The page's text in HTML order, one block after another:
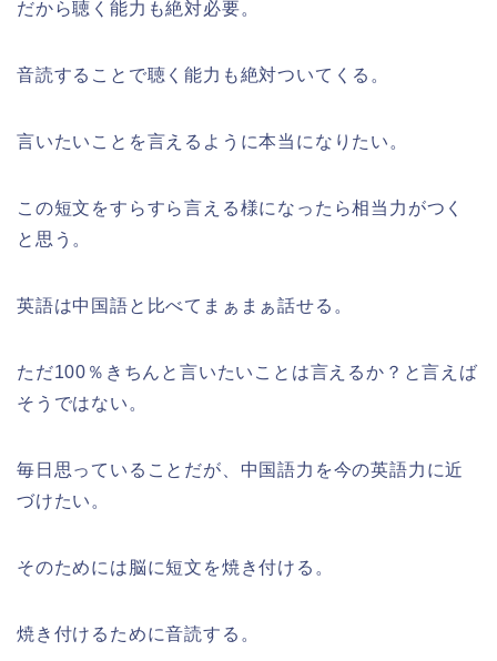
だから聴く能力も絶対必要。
音読することで聴く能力も絶対ついてくる。
言いたいことを言えるように本当になりたい。
この短文をすらすら言える様になったら相当力がつく
と思う。
英語は中国語と比べてまぁまぁ話せる。
ただ100％きちんと言いたいことは言えるか？と言えば
そうではない。
毎日思っていることだが、中国語力を今の英語力に近
づけたい。
そのためには脳に短文を焼き付ける。
焼き付けるために音読する。